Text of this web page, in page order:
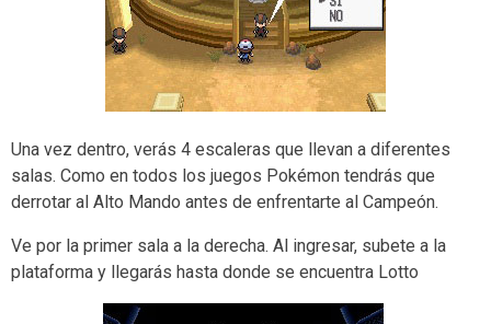
Una vez dentro, verás 4 escaleras que llevan a diferentes
salas. Como en todos los juegos Pokémon tendrás que
derrotar al Alto Mando antes de enfrentarte al Campeón.
Ve por la primer sala a la derecha. Al ingresar, subete a la
plataforma y llegarás hasta donde se encuentra Lotto